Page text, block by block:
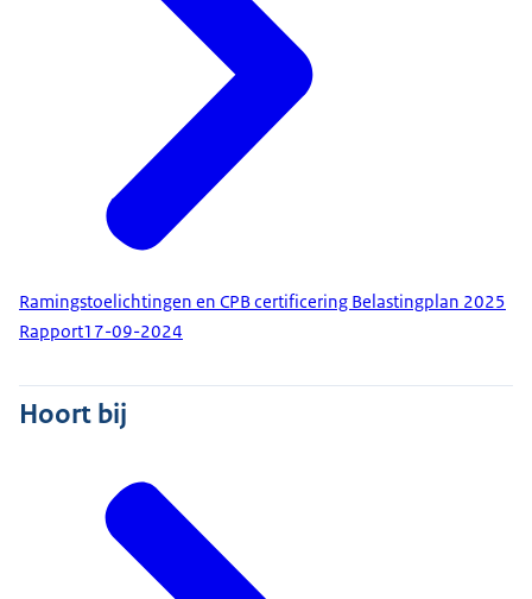
Ramingstoelichtingen en CPB certificering Belastingplan 2025
Rapport17-09-2024
Hoort bij